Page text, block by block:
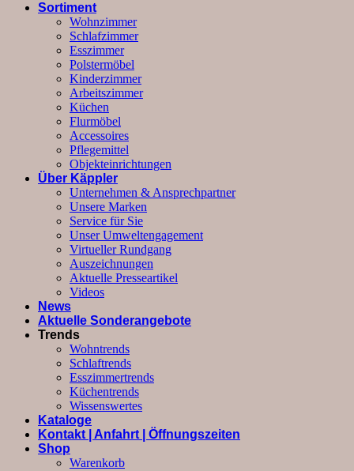
Sortiment
Wohnzimmer
Schlafzimmer
Esszimmer
Polstermöbel
Kinderzimmer
Arbeitszimmer
Küchen
Flurmöbel
Accessoires
Pflegemittel
Objekteinrichtungen
Über Käppler
Unternehmen & Ansprechpartner
Unsere Marken
Service für Sie
Unser Umweltengagement
Virtueller Rundgang
Auszeichnungen
Aktuelle Presseartikel
Videos
News
Aktuelle Sonderangebote
Trends
Wohntrends
Schlaftrends
Esszimmertrends
Küchentrends
Wissenswertes
Kataloge
Kontakt | Anfahrt | Öffnungszeiten
Shop
Warenkorb